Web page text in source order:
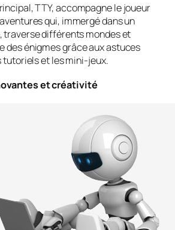
TTY, accompagne le joueur
qui, immergé dans un
traverse différents mondes et
des énigmes grâce aux astuces
tutoriels et les mini-jeux.
et créativité